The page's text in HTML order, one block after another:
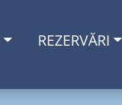
REZERVĂRI